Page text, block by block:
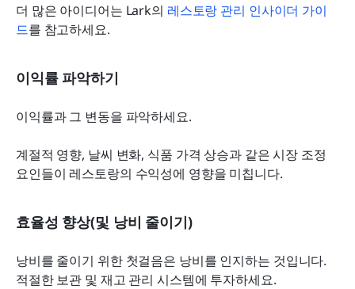
더 많은 아이디어는 Lark의 레스토랑 관리 인사이더 가이
드를 참고하세요.
이익률 파악하기
이익률과 그 변동을 파악하세요.
계절적 영향, 날씨 변화, 식품 가격 상승과 같은 시장 조정
요인들이 레스토랑의 수익성에 영향을 미칩니다.
효율성 향상(및 낭비 줄이기)
낭비를 줄이기 위한 첫걸음은 낭비를 인지하는 것입니다.
적절한 보관 및 재고 관리 시스템에 투자하세요.